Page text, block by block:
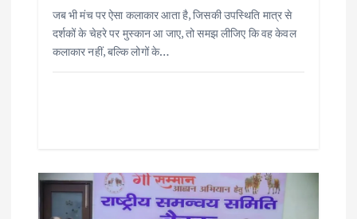
जब भी मंच पर ऐसा कलाकार आता है, जिसकी उपस्थिति मात्र से
दर्शकों के चेहरे पर मुस्कान आ जाए, तो समझ लीजिए कि वह केवल
कलाकार नहीं, बल्कि लोगों के…